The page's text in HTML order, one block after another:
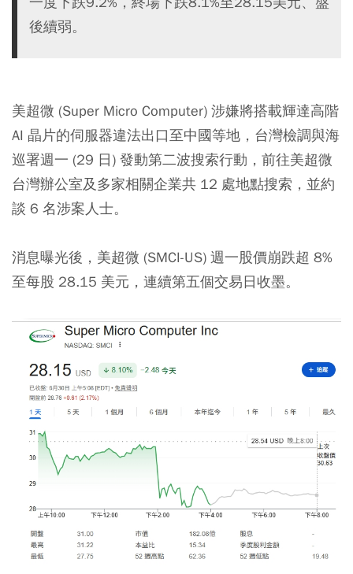
後續弱。
美超微 (Super Micro Computer) 涉嫌將搭載輝達高階
AI 晶片的伺服器違法出口至中國等地，台灣檢調與海
巡署週一 (29 日) 發動第二波搜索行動，前往美超微
台灣辦公室及多家相關企業共 12 處地點搜索，並約
談 6 名涉案人士。
消息曝光後，美超微 (SMCI-US) 週一股價崩跌超 8%
至每股 28.15 美元，連續第五個交易日收墨。